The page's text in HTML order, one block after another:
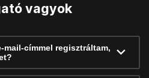
vagyok
címmel regisztráltam,